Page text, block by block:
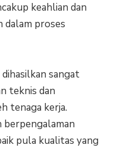
keahlian dan
dalam proses
sangat
teknis dan
tenaga kerja.
berpengalaman
pula kualitas yang